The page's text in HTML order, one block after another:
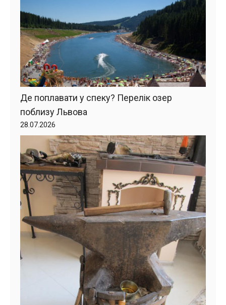
Де поплавати у спеку? Перелік озер
поблизу Львова
28.07.2026